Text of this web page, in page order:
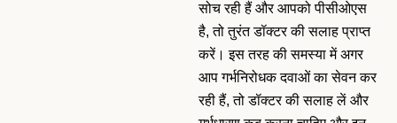
सोच रही हैं और आपको पीसीओएस
है, तो तुरंत डॉक्टर की सलाह प्राप्त
करें। इस तरह की समस्या में अगर
आप गर्भनिरोधक दवाओं का सेवन कर
रही हैं, तो डॉक्टर की सलाह लें और